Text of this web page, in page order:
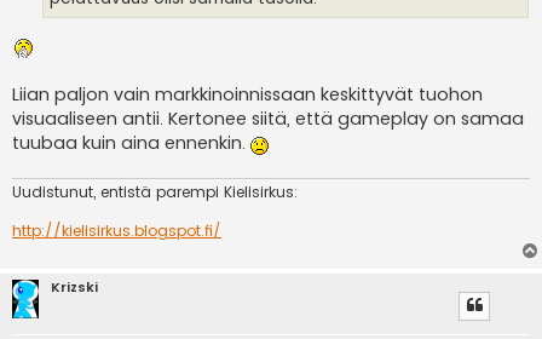
Liian paljon vain markkinoinnissaan keskittyvät tuohon
visuaaliseen antii. Kertonee siitä, että gameplay on samaa
tuubaa kuin aina ennenkin.
Uudistunut, entistä parempi Kielisirkus:
http://kielisirkus.blogspot.fi/
Krizski